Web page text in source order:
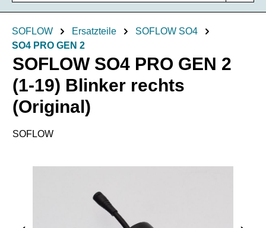
SOFLOW Ersatzteile
SOFLOW SO4
SO4 PRO GEN 2
SOFLOW SO4 PRO GEN 2
(1-19) Blinker rechts
(Original)
SOFLOW